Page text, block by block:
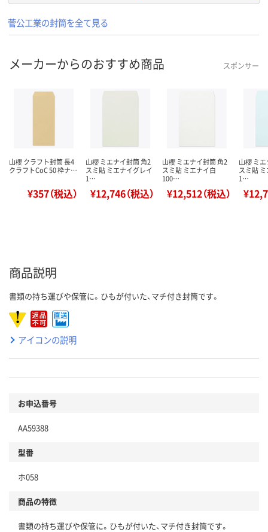
菅公工業の封筒を全て見る
メーカーからのおすすめ商品 スポンサー
山櫻 クラフト封筒 長4
クラフトCoC 50 枠ナ…
¥357（税込）
山櫻 ミエナイ封筒 角2
スミ貼 ミエナイグレイ
1…
¥12,746（税込）
山櫻 ミエナイ封筒 角2
スミ貼 ミエナイ白
100…
¥12,512（税込）
山櫻 ミ
スミ貼
1…
商品説明
書類の持ち運びや保管に。ひもが付いた、マチ付き封筒です。
アイコンの説明
お申込番号
AA59388
型番
ホ058
商品の特徴
書類の持ち運びや保管に。ひもが付いた、マチ付き封筒です。